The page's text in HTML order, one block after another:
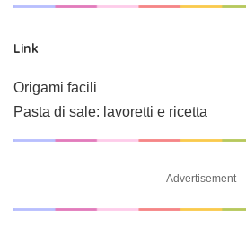
Link
Origami facili
Pasta di sale: lavoretti e ricetta
– Advertisement –